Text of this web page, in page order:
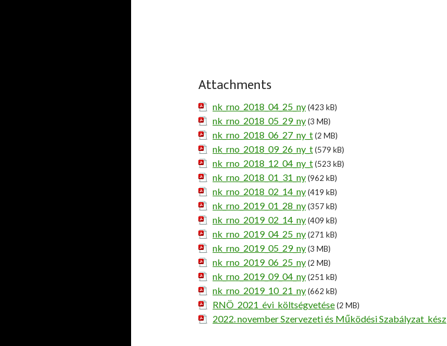
Attachments
nk_rno_2018_04_25_ny(423 kB)
nk_rno_2018_05_29_ny(3 MB)
nk_rno_2018_06_27_ny_t(2 MB)
nk_rno_2018_09_26_ny_t(579 kB)
nk_rno_2018_12_04_ny_t(523 kB)
nk_rno_2018_01_31_ny(962 kB)
nk_rno_2018_02_14_ny(419 kB)
nk_rno_2019_01_28_ny(357 kB)
nk_rno_2019_02_14_ny(409 kB)
nk_rno_2019_04_25_ny(271 kB)
nk_rno_2019_05_29_ny(3 MB)
nk_rno_2019_06_25_ny(2 MB)
nk_rno_2019_09_04_ny(251 kB)
nk_rno_2019_10_21_ny(662 kB)
RNÖ_2021_évi_költségvetése(2 MB)
2022. november Szervezeti és Működési Szabályzat_kész